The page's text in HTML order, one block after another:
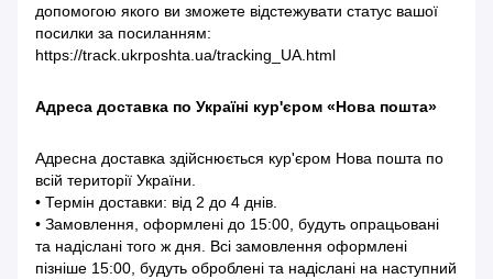
допомогою якого ви зможете відстежувати статус вашої
посилки за посиланням:
https://track.ukrposhta.ua/tracking_UA.html
Адреса доставка по Україні кур'єром «Нова пошта»
Адресна доставка здійснюється кур'єром Нова пошта по
всій території України.
• Термін доставки: від 2 до 4 днів.
• Замовлення, оформлені до 15:00, будуть опрацьовані
та надіслані того ж дня. Всі замовлення оформлені
пізніше 15:00, будуть оброблені та надіслані на наступний